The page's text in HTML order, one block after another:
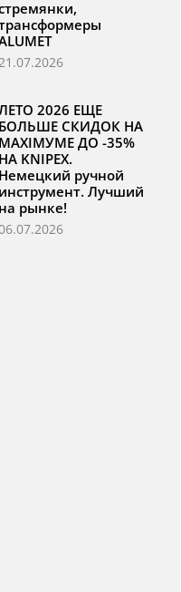
2026 ЕЩЕ
БОЛЬШЕ СКИДОК НА
MAXIМУМЕ ДО -35%
НА KNIPEX.
Немецкий ручной
инструмент. Лучший
на рынке!